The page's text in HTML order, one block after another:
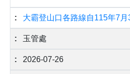
大霸登山口各路線自115年7
玉管處
2026-07-26